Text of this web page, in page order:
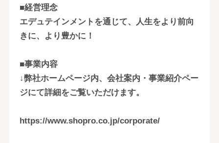
■経営理念
エデュテインメントを通じて、人生をより前向
きに、より豊かに！
■事業内容
↓弊社ホームページ内、会社案内・事業紹介ペー
ジにて詳細をご覧いただけます。
https://www.shopro.co.jp/corporate/